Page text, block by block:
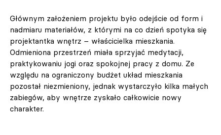
Głównym założeniem projektu było odejście od form i
nadmiaru materiałów, z którymi na co dzień spotyka się
projektantka wnętrz – właścicielka mieszkania.
Odmieniona przestrzeń miała sprzyjać medytacji,
praktykowaniu jogi oraz spokojnej pracy z domu. Ze
względu na ograniczony budżet układ mieszkania
pozostał niezmieniony, jednak wystarczyło kilka małych
zabiegów, aby wnętrze zyskało całkowicie nowy
charakter.